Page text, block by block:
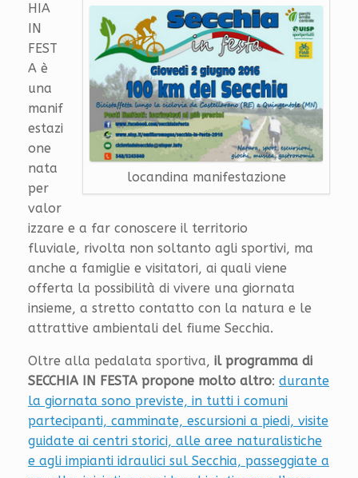
locandina manifestazione
HIA
IN
FEST
A è
una
manif
estazi
one
nata
per
valor
izzare e a far conoscere il territorio
fluviale, rivolta non soltanto agli sportivi, ma
anche a famiglie e visitatori, ai quali viene
offerta la possibilità di vivere una giornata
insieme, a stretto contatto con la natura e le
attrattive ambientali del fiume Secchia.
Oltre alla pedalata sportiva, il programma di
SECCHIA IN FESTA propone molto altro: durante
la giornata sono previste, in tutti i comuni
partecipanti, camminate, escursioni a piedi, visite
guidate ai centri storici, alle aree naturalistiche
e agli impianti idraulici sul Secchia, passeggiate a